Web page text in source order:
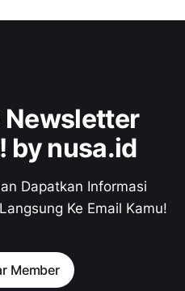
Newsletter
by nusa.id
Dapatkan Informasi
Ke Email Kamu!
Member